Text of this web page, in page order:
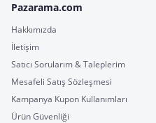
Pazarama.com
Hakkımızda
İletişim
Satıcı Sorularım & Taleplerim
Mesafeli Satış Sözleşmesi
Kampanya Kupon Kullanımları
Ürün Güvenliği